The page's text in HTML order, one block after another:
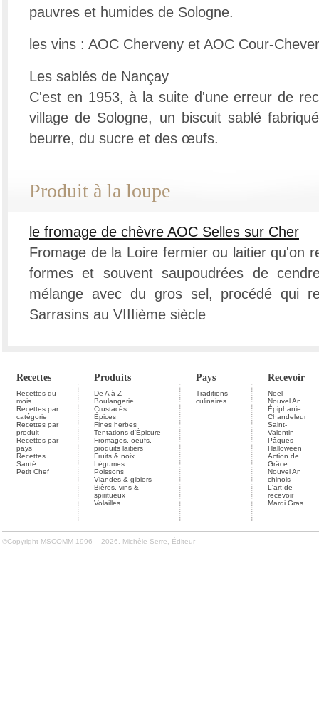
pauvres et humides de Sologne.
les vins : AOC Cherveny et AOC Cour-
Les sablés de Nançay
C'est en 1953, à la suite d'une erreur de
village de Sologne, un biscuit sablé
beurre, du sucre et des œufs.
Produit à la loupe
le fromage de chèvre AOC Selles sur Cher
Fromage de la Loire fermier ou laitier qu'on
formes et souvent saupoudrées de
mélange avec du gros sel, procédé qui
Sarrasins au VIIIième siècle
Recettes Produits Pays Recevoir
Recettes du
mois
Recettes par
catégorie
Recettes par
produit
Recettes par
pays
Recettes
Santé
Petit Chef
De A à Z
Boulangerie
Crustacés
Épices
Fines herbes
Tentations d'Épicure
Fromages, oeufs,
produits laitiers
Fruits & noix
Légumes
Poissons
Viandes & gibiers
Bières, vins &
spiritueux
Volailles
Traditions
culinaires
Noël
Nouvel An
Épiphanie
Chandeleur
Saint-
Valentin
Pâques
Halloween
Action de
Grâce
Nouvel An
chinois
L'art de
recevoir
Mardi Gras
©Copyright MSCOMM 1996 – 2026. Michèle Serre, Éditeur